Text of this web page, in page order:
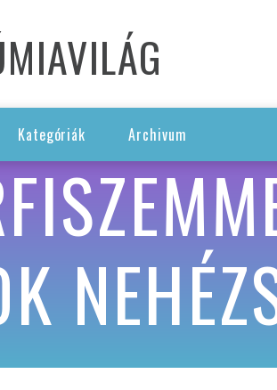
Kategóriák Archivum